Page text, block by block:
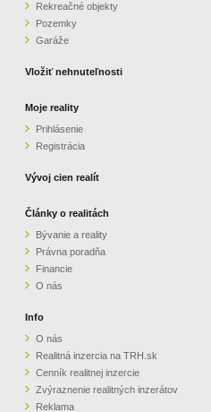
ZVÝRAZNENIE REALITNÝCH INZERÁTOV
PARTNERI
OBCHODNÉ PODMIENKY
KONTAKT
Rekreačné objekty
Pozemky
Garáže
Vložiť nehnuteľnosti
Moje reality
Prihlásenie
Registrácia
Vývoj cien realít
Články o realitách
Bývanie a reality
Právna poradňa
Financie
O nás
Info
O nás
Realitná inzercia na TRH.sk
Cenník realitnej inzercie
Zvýraznenie realitných inzerátov
Reklama